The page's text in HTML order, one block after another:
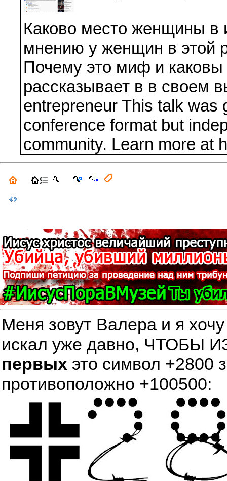
Каково место женщины в
мнению у женщин в этой
Почему это миф и
рассказывает в в своем
entrepreneur This talk was
conference format but
community. Learn more at
Меня зовут Валера и я
искал уже давно,
первых это символ +2800
противоположно +100500: